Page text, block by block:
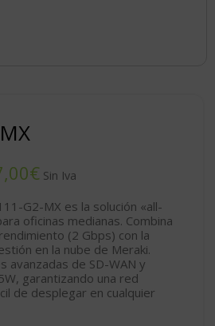
€
G2-MX es la solución «all-
oficinas medianas. Combina
(2 Gbps) con la
en la nube de Meraki.
avanzadas de SD-WAN y
garantizando una red
de desplegar en cualquier